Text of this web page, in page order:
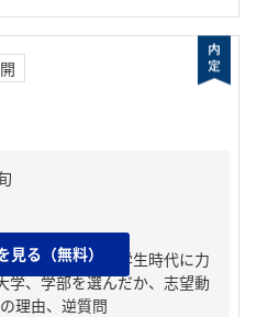
？、ガクチカ（学生時代に力
学、学部を選んだか、志望動
理由、逆質問
見る（無料）